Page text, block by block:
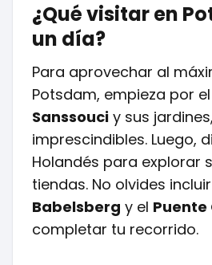
¿Qué visitar en
un día?
Para aprovechar al
Potsdam, empieza por el
Sanssouci y sus
imprescindibles. Luego,
Holandés para explorar
tiendas. No olvides
Babelsberg y el Puente
completar tu recorrido.